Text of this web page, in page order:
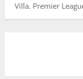
Villa. Premier